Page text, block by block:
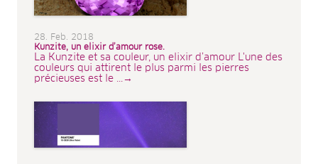
28. Feb. 2018
Kunzite, un elixir d’amour rose.
La Kunzite et sa couleur, un elixir d’amour L'une des
couleurs qui attirent le plus parmi les pierres
précieuses est le ...→